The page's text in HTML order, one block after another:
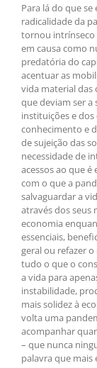
Para lá do que
radicalidade da
tornou intrínseco
em causa como
predatória do
acentuar as
vida material das
que deviam ser a
instituições e
conhecimento e
de sujeição das
necessidade de
acessos ao que
com o que a
salvaguardar a
através dos seus
economia
essenciais,
geral ou refazer
tudo o que o
a vida para
instabilidade,
mais solidez à
volta uma
acompanhar
– que nunca
palavra que mais